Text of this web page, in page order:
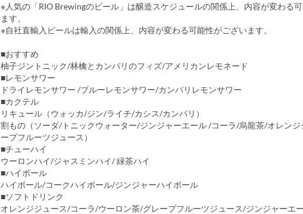
※人気の「RIO Brewingのビール」は醸造スケジュールの関係上、内容が変わる
ます。
※自社直輸入ビールは輸入の関係上、内容が変わる可能性がございます。
■おすすめ
柚子ジントニック/林檎とカンパリのフィズ/アメリカンレモネード
■レモンサワー
ドライレモンサワー /ブルーレモンサワー/カンパリレモンサワー
■カクテル
リキュール（ウォッカ/ジン/ライチ/カシス/カンパリ）
割もの（ソーダ/トニックウォーター/ジンジャーエール /コーラ/烏龍茶/オレンジ
ープフルーツジュース）
■チューハイ
ウーロンハイ/ジャスミンハイ/ 緑茶ハイ
■ハイボール
ハイボール/コークハイボール/ジンジャーハイボール
■ソフトドリンク
オレンジジュース/コーラ/ウーロン茶/グレープフルーツジュース/ジンジャーエ